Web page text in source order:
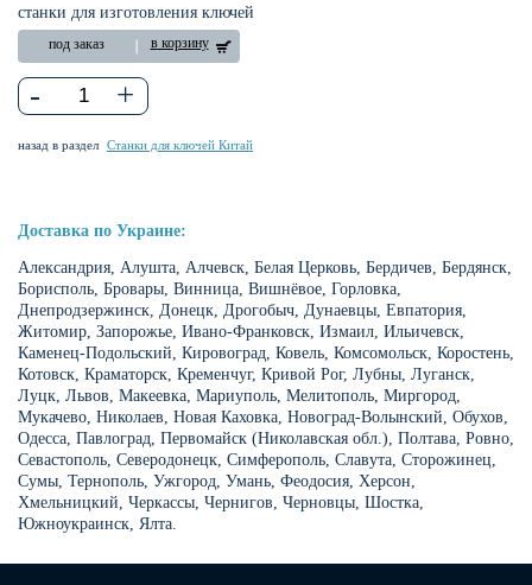
станки для изготовления ключей
под заказ в корзину
- +
назад в раздел Станки для ключей Китай
Доставка по Украине:
Александрия, Алушта, Алчевск, Белая Церковь, Бердичев, Бердянск,
Бориспoль, Бровары, Винница, Вишнёвое, Горловка,
Днепродзержинск, Донецк, Дрогобыч, Дунаевцы, Евпатория,
Житомир, Запорожье, Ивано-Франковск, Измаил, Ильичевск,
Каменец-Подольский, Кировоград, Ковель, Комсомольск, Коростень,
Котовск, Краматорск, Кременчуг, Кривой Рог, Лубны, Луганск,
Луцк, Львов, Макеевка, Мариуполь, Мелитополь, Миргород,
Мукачево, Николаев, Новая Каховка, Новоград-Волынский, Обухов,
Одесcа, Павлоград, Первомайск (Николавская обл.), Полтава, Ровно,
Севастополь, Северодонецк, Симферополь, Славута, Сторожинец,
Сумы, Тернополь, Ужгород, Умань, Феодосия, Херсон,
Хмельницкий, Черкассы, Чернигов, Черновцы, Шостка,
Южноукраинск, Ялта.